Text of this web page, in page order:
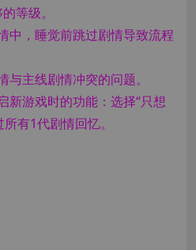
等级。
中，睡觉前跳过剧情导致流程
与主线剧情冲突的问题。
新游戏时的功能：选择“只想
有1代剧情回忆。